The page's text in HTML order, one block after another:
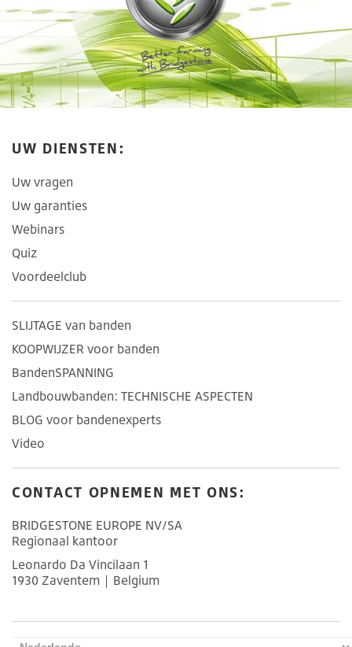
UW DIENSTEN:
Uw vragen
Uw garanties
Webinars
Quiz
Voordeelclub
SLIJTAGE van banden
KOOPWIJZER voor banden
BandenSPANNING
Landbouwbanden: TECHNISCHE ASPECTEN
BLOG voor bandenexperts
Video
CONTACT OPNEMEN MET ONS:
BRIDGESTONE EUROPE NV/SA
Regionaal kantoor
Leonardo Da Vincilaan 1
1930 Zaventem | Belgium